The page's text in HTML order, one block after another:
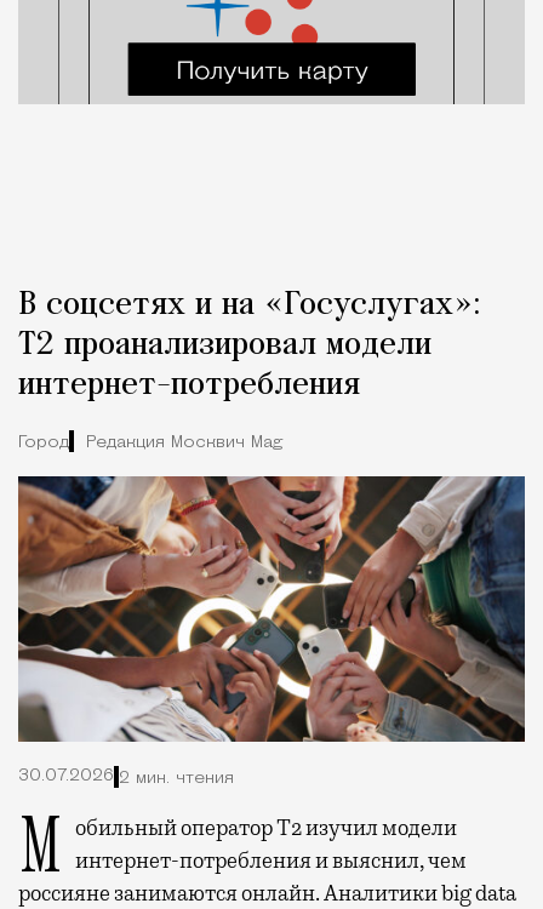
В соцсетях и на «Госуслугах»:
Т2 проанализировал модели
интернет-потребления
Город Редакция Москвич Mag
30.07.2026 2 мин. чтения
Мобильный оператор Т2 изучил модели интернет-потребления и выяснил, чем
россияне занимаются онлайн. Аналитики big data